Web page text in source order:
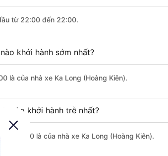
từ 22:00 đến 22:00.
khởi hành sớm nhất?
là của nhà xe Ka Long (Hoàng Kiên).
nào khởi hành trễ nhất?
22:00 là của nhà xe Ka Long (Hoàng Kiên).